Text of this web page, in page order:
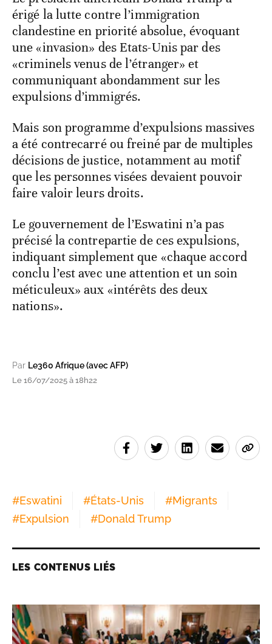
érigé la lutte contre l’immigration
clandestine en priorité absolue, évoquant
une «invasion» des Etats-Unis par des
«criminels venus de l’étranger» et
communiquant abondamment sur les
expulsions d’immigrés.
Mais son programme d’expulsions massives
a été contrecarré ou freiné par de multiples
décisions de justice, notamment au motif
que les personnes visées devaient pouvoir
faire valoir leurs droits.
Le gouvernement de l’Eswatini n’a pas
précisé la contrepartie de ces expulsions,
indiquant simplement que «chaque accord
conclu l’est avec une attention et un soin
méticuleux» aux «intérêts des deux
nations».
Par Le360 Afrique (avec AFP)
Le 16/07/2025 à 18h22
#Eswatini #États-Unis #Migrants
#Expulsion #Donald Trump
LES CONTENUS LIÉS